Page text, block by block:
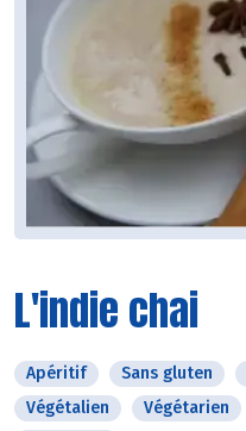
L'indie chai
Apéritif Sans gluten
Végétalien
Végétarien